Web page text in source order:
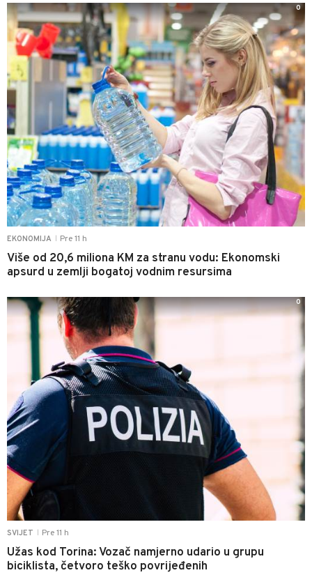
EKONOMIJA Pre 11 h
Više od 20,6 miliona KM za stranu vodu: Ekonomski
apsurd u zemlji bogatoj vodnim resursima
0
SVIJET Pre 11 h
Užas kod Torina: Vozač namjerno udario u grupu
biciklista, četvoro teško povrijeđenih
0